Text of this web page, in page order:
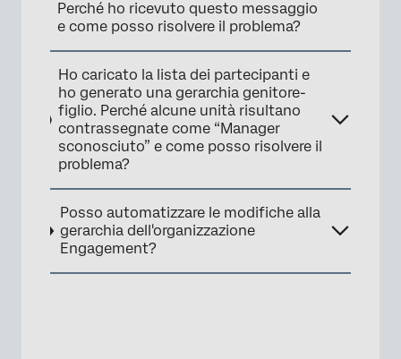
Perché ho ricevuto questo messaggio
e come posso risolvere il problema?
Ho caricato la lista dei partecipanti e
ho generato una gerarchia genitore-
figlio. Perché alcune unità risultano
contrassegnate come “Manager
sconosciuto” e come posso risolvere il
problema?
Posso automatizzare le modifiche alla
gerarchia dell'organizzazione
Engagement?